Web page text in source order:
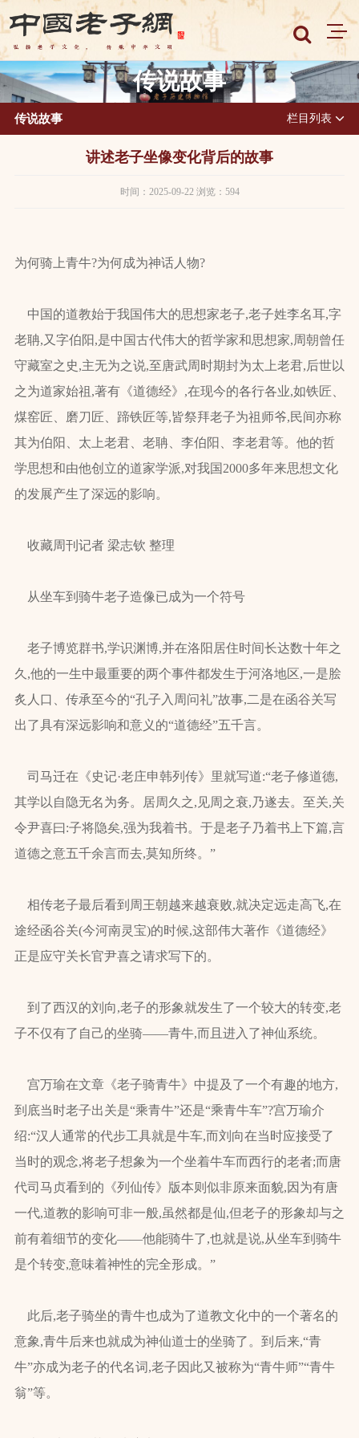
传说故事
传说故事 栏目列表
讲述老子坐像变化背后的故事
时间：2025-09-22 浏览：594
为何骑上青牛?为何成为神话人物?
中国的道教始于我国伟大的思想家老子,老子姓李名耳,字
老聃,又字伯阳,是中国古代伟大的哲学家和思想家,周朝曾任
守藏室之史,主无为之说,至唐武周时期封为太上老君,后世以
之为道家始祖,著有《道德经》,在现今的各行各业,如铁匠、
煤窑匠、磨刀匠、蹄铁匠等,皆祭拜老子为祖师爷,民间亦称
其为伯阳、太上老君、老聃、李伯阳、李老君等。他的哲
学思想和由他创立的道家学派,对我国2000多年来思想文化
的发展产生了深远的影响。
收藏周刊记者 梁志钦 整理
从坐车到骑牛老子造像已成为一个符号
老子博览群书,学识渊博,并在洛阳居住时间长达数十年之
久,他的一生中最重要的两个事件都发生于河洛地区,一是脍
炙人口、传承至今的“孔子入周问礼”故事,二是在函谷关写
出了具有深远影响和意义的“道德经”五千言。
司马迁在《史记·老庄申韩列传》里就写道:“老子修道德,
其学以自隐无名为务。居周久之,见周之衰,乃遂去。至关,关
令尹喜曰:子将隐矣,强为我着书。于是老子乃着书上下篇,言
道德之意五千余言而去,莫知所终。”
相传老子最后看到周王朝越来越衰败,就决定远走高飞,在
途经函谷关(今河南灵宝)的时候,这部伟大著作《道德经》
正是应守关长官尹喜之请求写下的。
到了西汉的刘向,老子的形象就发生了一个较大的转变,老
子不仅有了自己的坐骑——青牛,而且进入了神仙系统。
宫万瑜在文章《老子骑青牛》中提及了一个有趣的地方,
到底当时老子出关是“乘青牛”还是“乘青牛车”?宫万瑜介
绍:“汉人通常的代步工具就是牛车,而刘向在当时应接受了
当时的观念,将老子想象为一个坐着牛车而西行的老者;而唐
代司马贞看到的《列仙传》版本则似非原来面貌,因为有唐
一代,道教的影响可非一般,虽然都是仙,但老子的形象却与之
前有着细节的变化——他能骑牛了,也就是说,从坐车到骑牛
是个转变,意味着神性的完全形成。”
此后,老子骑坐的青牛也成为了道教文化中的一个著名的
意象,青牛后来也就成为神仙道士的坐骑了。到后来,“青
牛”亦成为老子的代名词,老子因此又被称为“青牛师”“青牛
翁”等。